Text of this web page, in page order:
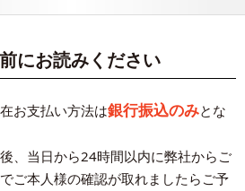
にお読みください
お支払い方法は銀行振込のみとな
、当日から24時間以内に弊社からご
ご本人様の確認が取れましたらご予